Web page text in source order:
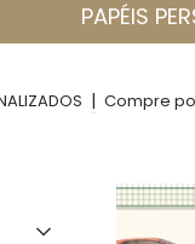
PAPÉIS
| Compre